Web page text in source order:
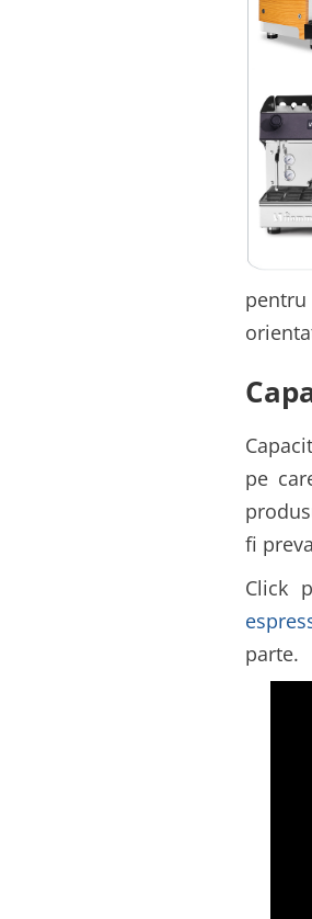
pe
fi
Click
parte.